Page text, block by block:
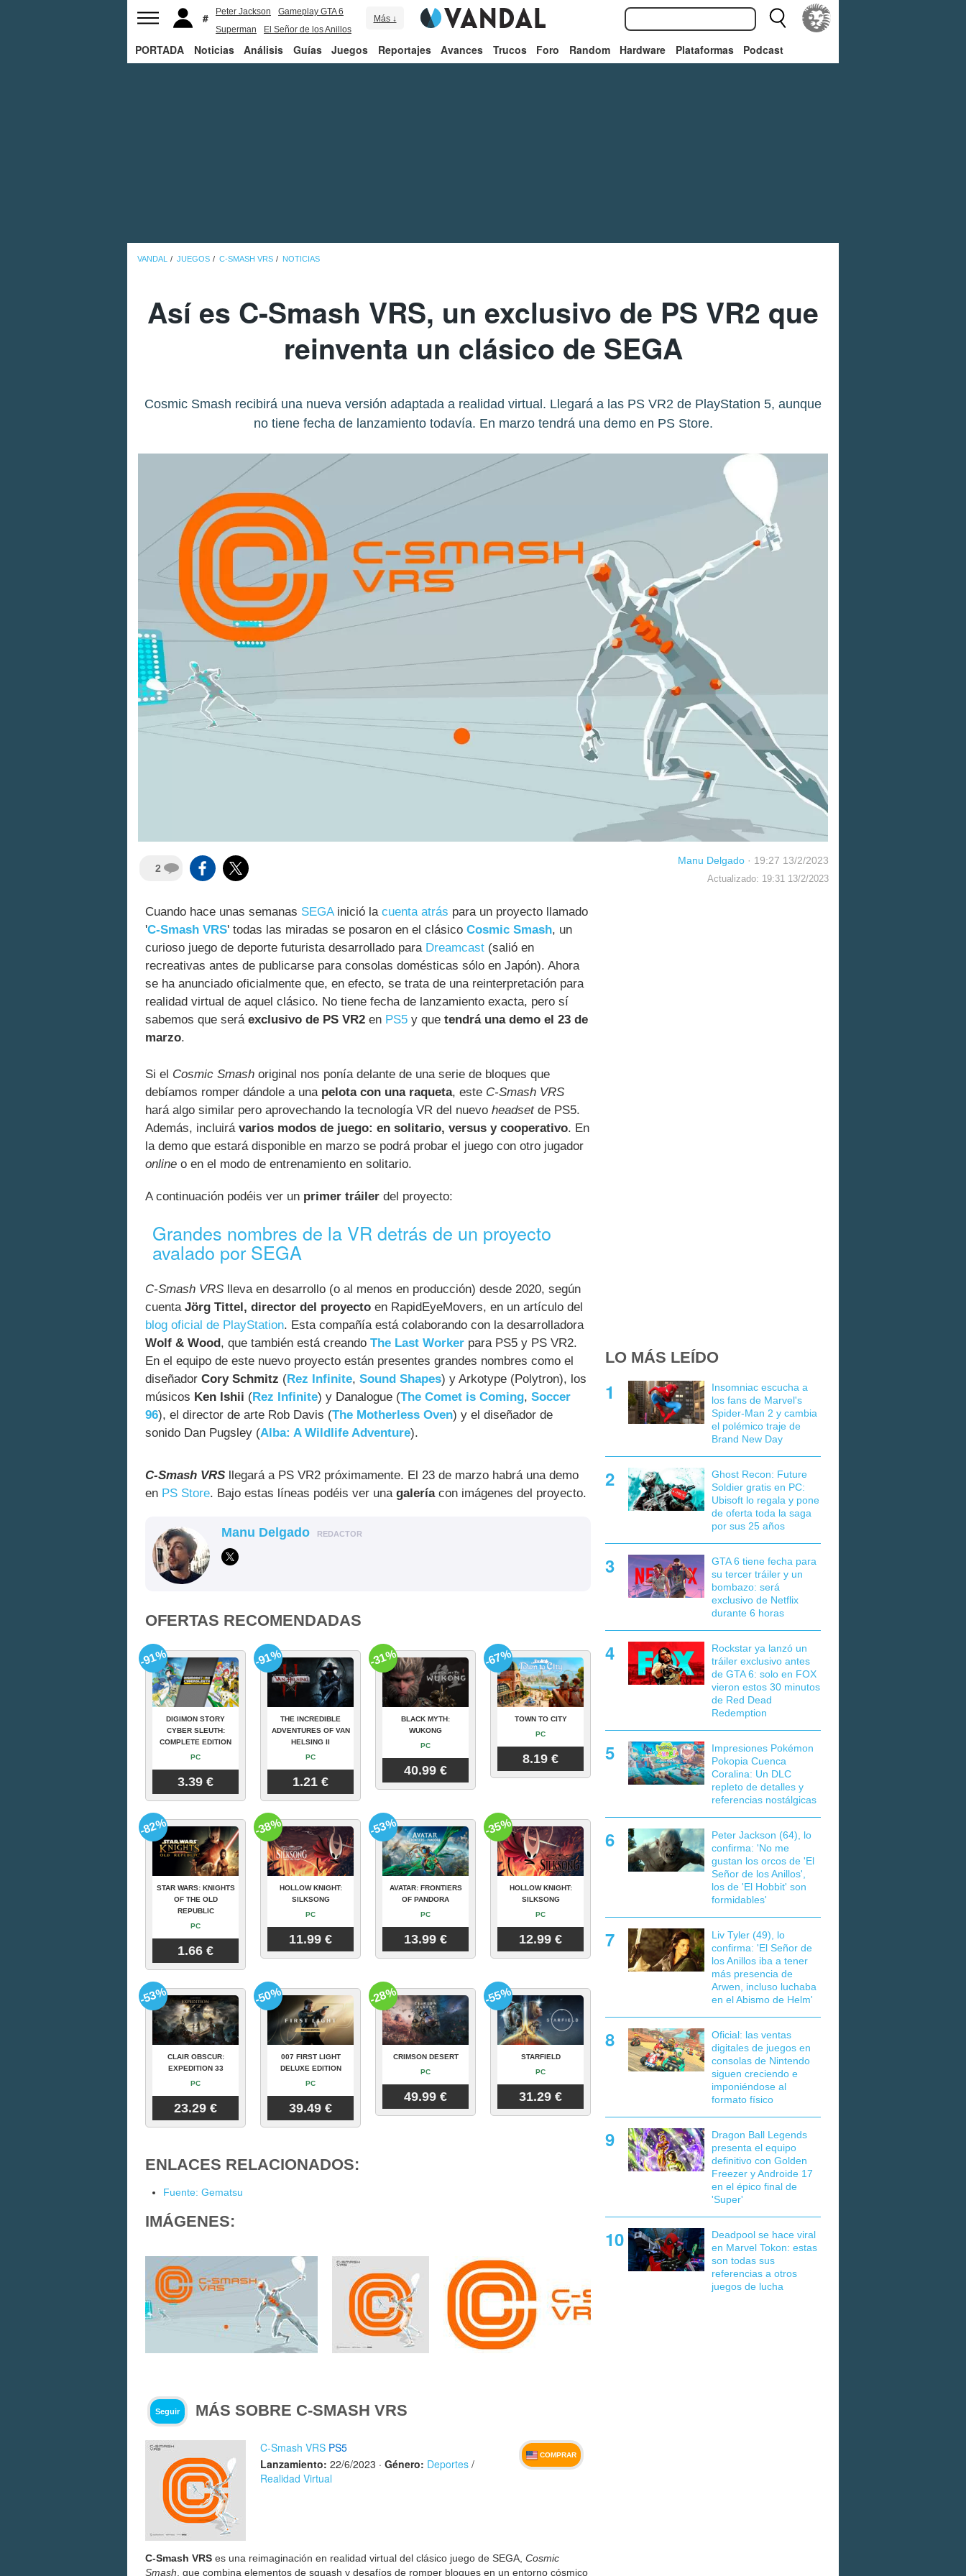
Peter Jackson
Gameplay GTA 6
Superman
El Señor de los Anillos
Más ↓
PORTADA Noticias Análisis Guías Juegos Reportajes Avances Trucos Foro Random Hardware Plataformas Podcast
VANDAL JUEGOS C-SMASH VRS NOTICIAS
Así es C-Smash VRS, un exclusivo de PS VR2 que
reinventa un clásico de SEGA
Cosmic Smash recibirá una nueva versión adaptada a realidad virtual. Llegará a las PS VR2 de PlayStation 5, aunque
no tiene fecha de lanzamiento todavía. En marzo tendrá una demo en PS Store.
2
Manu Delgado · 19:27 13/2/2023
Actualizado: 19:31 13/2/2023
Cuando hace unas semanas SEGAinició la cuenta atrás para un proyecto llamado
'C-Smash VRS' todas las miradas se posaron en el clásico Cosmic Smash, un
curioso juego de deporte futurista desarrollado para Dreamcast (salió en
recreativas antes de publicarse para consolas domésticas sólo en Japón). Ahora
se ha anunciado oficialmente que, en efecto, se trata de una reinterpretación para
realidad virtual de aquel clásico. No tiene fecha de lanzamiento exacta, pero sí
sabemos que será exclusivo de PS VR2 en PS5 y que tendrá una demo el 23 de
marzo.
Si el Cosmic Smash original nos ponía delante de una serie de bloques que
debíamos romper dándole a una pelota con una raqueta, este C-Smash VRS
hará algo similar pero aprovechando la tecnología VR del nuevo headsetde PS5.
Además, incluirá varios modos de juego: en solitario, versus y cooperativo. En
la demo que estará disponible en marzo se podrá probar el juego con otro jugador
online o en el modo de entrenamiento en solitario.
A continuación podéis ver un primer tráiler del proyecto:
Grandes nombres de la VR detrás de un proyecto
avalado por SEGA
C-Smash VRS lleva en desarrollo (o al menos en producción) desde 2020, según
cuenta Jörg Tittel, director del proyecto en RapidEyeMovers, en un artículo del
blog oficial de PlayStation. Esta compañía está colaborando con la desarrolladora
Wolf & Wood, que también está creando The Last Worker para PS5 y PS VR2.
En el equipo de este nuevo proyecto están presentes grandes nombres como el
diseñador Cory Schmitz (Rez Infinite, Sound Shapes) y Arkotype (Polytron), los
músicos Ken Ishii (Rez Infinite) y Danalogue (The Comet is Coming, Soccer
96), el director de arte Rob Davis (The Motherless Oven) y el diseñador de
sonido Dan Pugsley (Alba: A Wildlife Adventure).
C-Smash VRS llegará a PS VR2 próximamente. El 23 de marzo habrá una demo
en PS Store. Bajo estas líneas podéis ver una galeríacon imágenes del proyecto.
Manu Delgado REDACTOR
OFERTAS RECOMENDADAS
DIGIMON STORY
CYBER SLEUTH:
COMPLETE EDITION
PC
3.39 €
-91%
THE INCREDIBLE
ADVENTURES OF VAN
HELSING II
PC
1.21 €
-91%
BLACK MYTH:
WUKONG
PC
40.99 €
-31%
TOWN TO CITY
PC
8.19 €
-67%
STAR WARS: KNIGHTS
OF THE OLD
REPUBLIC
PC
1.66 €
-82%
HOLLOW KNIGHT:
SILKSONG
PC
11.99 €
-38%
AVATAR: FRONTIERS
OF PANDORA
PC
13.99 €
-53%
HOLLOW KNIGHT:
SILKSONG
PC
12.99 €
-35%
CLAIR OBSCUR:
EXPEDITION 33
PC
23.29 €
-53%
007 FIRST LIGHT
DELUXE EDITION
PC
39.49 €
-50%
CRIMSON DESERT
PC
49.99 €
-28%
STARFIELD
PC
31.29 €
-55%
ENLACES RELACIONADOS:
Fuente: Gematsu
IMÁGENES:
Seguir MÁS SOBRE C-SMASH VRS
C-Smash VRS PS5
Lanzamiento: 22/6/2023 · Género: Deportes /
Realidad Virtual
COMPRAR
C-Smash VRS es una reimaginación en realidad virtual del clásico juego de SEGA, Cosmic
Smash, que combina elementos de squash y desafíos de romper bloques en un entorno cósmico
LO MÁS LEÍDO
Insomniac escucha a
los fans de Marvel's
Spider-Man 2 y cambia
el polémico traje de
Brand New Day
Ghost Recon: Future
Soldier gratis en PC:
Ubisoft lo regala y pone
de oferta toda la saga
por sus 25 años
GTA 6 tiene fecha para
su tercer tráiler y un
bombazo: será
exclusivo de Netflix
durante 6 horas
Rockstar ya lanzó un
tráiler exclusivo antes
de GTA 6: solo en FOX
vieron estos 30 minutos
de Red Dead
Redemption
Impresiones Pokémon
Pokopia Cuenca
Coralina: Un DLC
repleto de detalles y
referencias nostálgicas
Peter Jackson (64), lo
confirma: 'No me
gustan los orcos de 'El
Señor de los Anillos',
los de 'El Hobbit' son
formidables'
Liv Tyler (49), lo
confirma: 'El Señor de
los Anillos iba a tener
más presencia de
Arwen, incluso luchaba
en el Abismo de Helm'
Oficial: las ventas
digitales de juegos en
consolas de Nintendo
siguen creciendo e
imponiéndose al
formato físico
Dragon Ball Legends
presenta el equipo
definitivo con Golden
Freezer y Androide 17
en el épico final de
'Super'
Deadpool se hace viral
en Marvel Tokon: estas
son todas sus
referencias a otros
juegos de lucha